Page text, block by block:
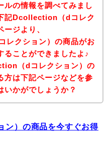
ルの情報を調べてみまし
記Dcollection（dコレク
ジより、
レクション）の商品がお
ることができましたよ♪
（dコレクション）の
方は下記ページなどを参
いかがでしょうか？
）の商品を今すぐお得